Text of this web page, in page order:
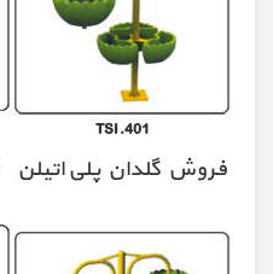
TSI.401
فروش گلدان پلی اتیلن